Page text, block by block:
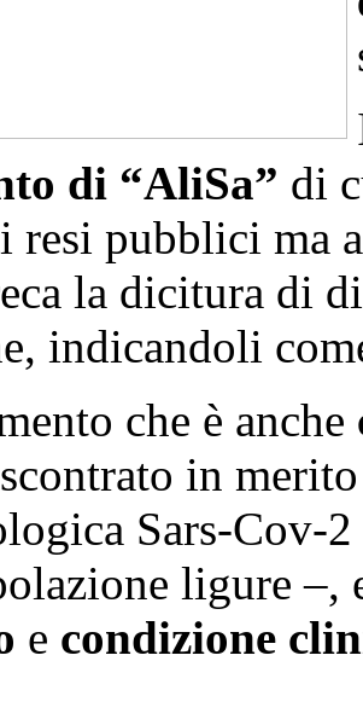
di “AliSa” di
resi pubblici ma
la dicitura di
indicandoli
che è anche
in
Sars-Cov-
ligure –,
e condizione